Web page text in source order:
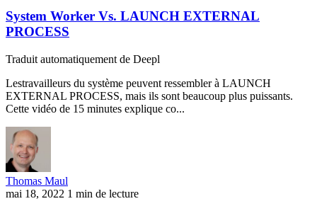
System Worker Vs. LAUNCH EXTERNAL
PROCESS
Traduit automatiquement de Deepl
Lestravailleurs du système peuvent ressembler à LAUNCH
EXTERNAL PROCESS, mais ils sont beaucoup plus puissants.
Cette vidéo de 15 minutes explique co...
Thomas Maul
mai 18, 2022 1 min de lecture